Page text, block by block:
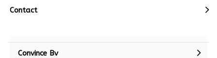
Contact
Convince Bv